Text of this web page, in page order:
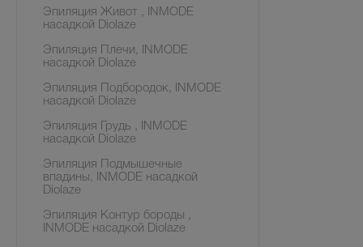
Эпиляция Живот , INMODE
насадкой Diolaze
Эпиляция Плечи, INMODE
насадкой Diolaze
Эпиляция Подбородок, INMODE
насадкой Diolaze
Эпиляция Грудь , INMODE
насадкой Diolaze
Эпиляция Подмышечные
впадины, INMODE насадкой
Diolaze
Эпиляция Контур бороды ,
INMODE насадкой Diolaze